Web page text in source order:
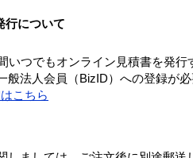
行について
いつでもオンライン見積書を発行
法人会員（BizID）への登録が必
こちら